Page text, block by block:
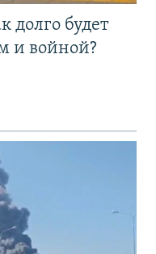
долго будет
и войной?